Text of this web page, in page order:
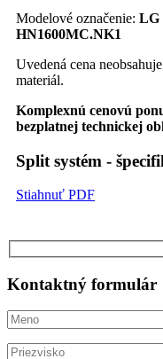
Modelové označenie: LG
HN1600MC.NK1
Uvedená cena
materiál.
Komplexnú cenovú
bezplatnej technickej
Split systém -
Stiahnuť PDF
Kontaktný formulár